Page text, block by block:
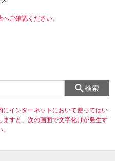
ご確認ください。
検索
にインターネットにおいて使ってはい
すと、次の画面で文字化けが発生す